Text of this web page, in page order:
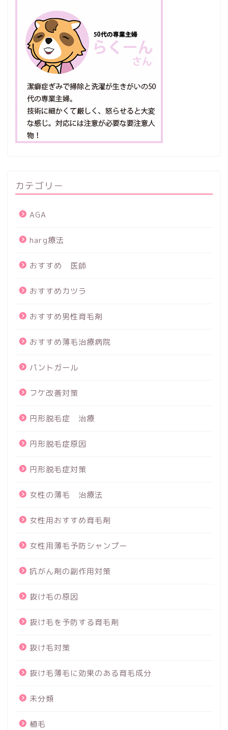
カテゴリー
AGA
harg療法
おすすめ 医師
おすすめカツラ
おすすめ男性育毛剤
おすすめ薄毛治療病院
パントガール
フケ改善対策
円形脱毛症 治療
円形脱毛症原因
円形脱毛症対策
女性の薄毛 治療法
女性用おすすめ育毛剤
女性用薄毛予防シャンプー
抗がん剤の副作用対策
抜け毛の原因
抜け毛を予防する育毛剤
抜け毛対策
抜け毛薄毛に効果のある育毛成分
未分類
植毛